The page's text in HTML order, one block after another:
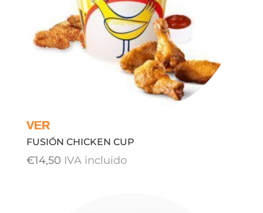
FUSIÓN CHICKEN CUP
€14,50 IVA incluido